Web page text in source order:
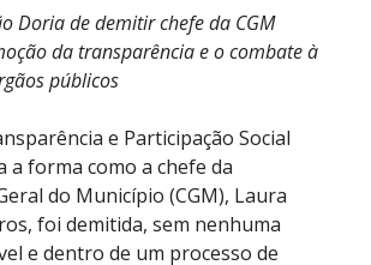
Doria de demitir chefe da CGM
da transparência e o combate à
públicos
e Participação Social
a forma como a chefe da
do Município (CGM), Laura
foi demitida, sem nenhuma
e dentro de um processo de